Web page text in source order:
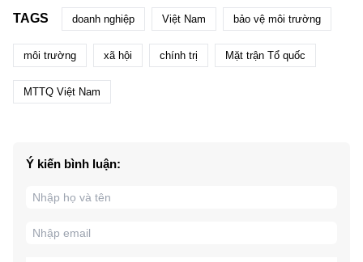
TAGS doanh nghiệp Việt Nam bảo vệ môi trường
môi trường xã hội chính trị Mặt trận Tổ quốc
MTTQ Việt Nam
Ý kiến bình luận: